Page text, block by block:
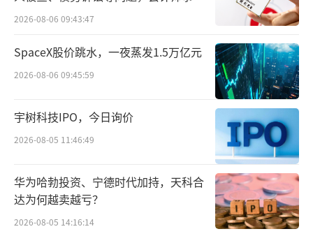
在养老院，采集员记录协助老人起身、喂
药、康复训练等照护动作，为服务机器人提供
真实的人类照护行为样本。在农田，采集内容
覆盖果蔬采摘的手眼协调轨迹、农具握持与操
作的力学数据、田间不规则地形下的行走与避
障动作，适应农业作业的复杂环境等特征。在
服装工厂，采集员在缝纫、裁剪、质检等工位
作业，记录手部精细操作、多工位流转等数
据，为工业柔性操作模型提供小样本、高精
度、可复用的训练素材。
所曾出具“保留意见”
2026-08-06 09:43:47
SpaceX股价跳水，一夜蒸发1.5万亿元
2026-08-06 09:45:59
宇树科技IPO，今日询价
2026-08-05 11:46:49
华为哈勃投资、宁德时代加持，天科合
达为何越卖越亏？
2026-08-05 14:16:14